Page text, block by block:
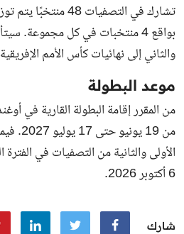
بواقع 4 منتخبات في كل مجموعة.
والثاني إلى نهائيات كأس الأمم الإفريقية 2027.
موعد البطولة
من المقرر إقامة البطولة القارية في
من 19
6 أكتوبر 2026.
شارك